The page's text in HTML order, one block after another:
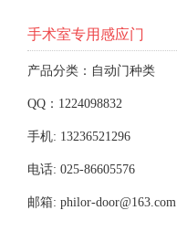
手术室专用感应门
产品分类：自动门种类
QQ：1224098832
手机: 13236521296
电话: 025-86605576
邮箱: philor-door@163.com